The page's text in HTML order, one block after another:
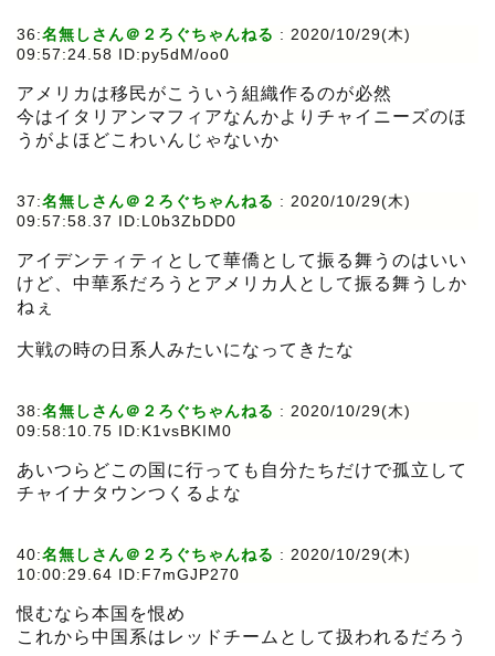
36:名無しさん＠２ろぐちゃんねる : 2020/10/29(木)
09:57:24.58 ID:py5dM/oo0
アメリカは移民がこういう組織作るのが必然
今はイタリアンマフィアなんかよりチャイニーズのほ
うがよほどこわいんじゃないか
37:名無しさん＠２ろぐちゃんねる : 2020/10/29(木)
09:57:58.37 ID:L0b3ZbDD0
アイデンティティとして華僑として振る舞うのはいい
けど、中華系だろうとアメリカ人として振る舞うしか
ねぇ
大戦の時の日系人みたいになってきたな
38:名無しさん＠２ろぐちゃんねる : 2020/10/29(木)
09:58:10.75 ID:K1vsBKIM0
あいつらどこの国に行っても自分たちだけで孤立して
チャイナタウンつくるよな
40:名無しさん＠２ろぐちゃんねる : 2020/10/29(木)
10:00:29.64 ID:F7mGJP270
恨むなら本国を恨め
これから中国系はレッドチームとして扱われるだろう